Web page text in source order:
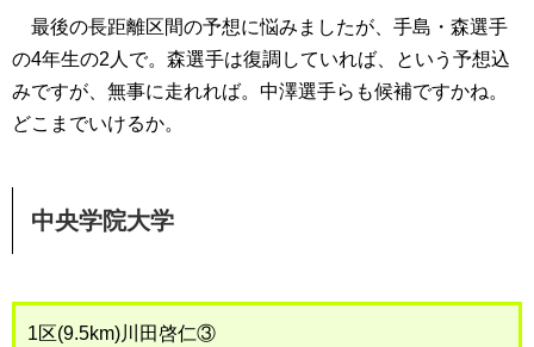
最後の長距離区間の予想に悩みましたが、手島・森選手
の4年生の2人で。森選手は復調していれば、という予想込
みですが、無事に走れれば。中澤選手らも候補ですかね。
どこまでいけるか。
中央学院大学
1区(9.5km)川田啓仁③